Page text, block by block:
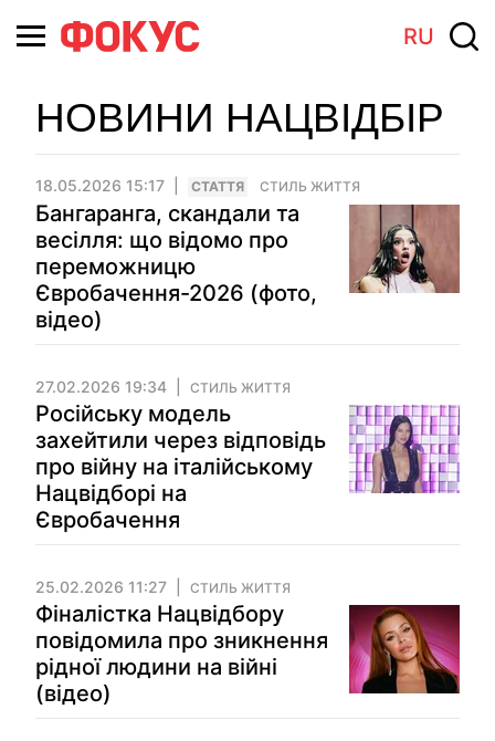
RU
НОВИНИ НАЦВІДБІР
18.05.2026 15:17 СТАТТЯ СТИЛЬ ЖИТТЯ
Бангаранга, скандали та
весілля: що відомо про
переможницю
Євробачення-2026 (фото,
відео)
27.02.2026 19:34 СТИЛЬ ЖИТТЯ
Російську модель
захейтили через відповідь
про війну на італійському
Нацвідборі на
Євробачення
25.02.2026 11:27 СТИЛЬ ЖИТТЯ
Фіналістка Нацвідбору
повідомила про зникнення
рідної людини на війні
(відео)